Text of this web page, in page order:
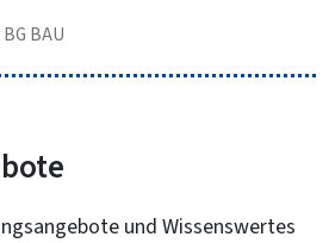
BAU
und Wissenswertes